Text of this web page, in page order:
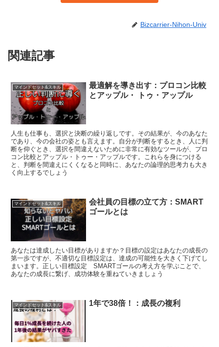
Bizcarrier-Nihon-Univ
関連記事
マインドセット&スキル
最適解を導き出す：プロコン比較
とアップル・ トゥ・アップル
人生も仕事も、選択と決断の繰り返しです。その結果が、今のあなた
であり、今の会社の姿とも言えます。自分が判断をするとき、人に判
断を仰ぐとき、選択を間違えないために非常に有効なツールが、プロ
コン比較とアップル・トゥー・アップルです。これらを身につける
と、判断を間違えにくくなると同時に、あなたの論理的思考力も大き
く向上するでしょう
マインドセット&スキル
会社員の目標の立て方：SMART
ゴールとは
あなたは達成したい目標がありますか？目標の設定はあなたの成長の
第一歩ですが、不適切な目標設定は、達成の可能性を大きく下げてし
まいます。正しい目標設定 SMARTゴールの考え方を学ぶことで、
あなたの成長に繋げ、成功体験を重ねていきましょう
マインドセット&スキル 1年で38倍！：成長の複利